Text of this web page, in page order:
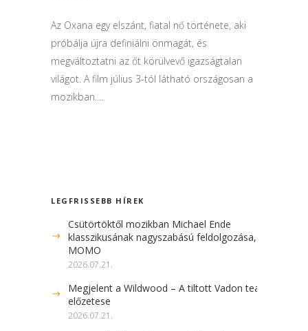
Az Oxana egy elszánt, fiatal nő története, aki
próbálja újra definiálni önmagát, és
megváltoztatni az őt körülvevő igazságtalan
világot. A film július 3-tól látható országosan a
mozikban....
LEGFRISSEBB HÍREK
Csütörtöktől mozikban Michael Ende
klasszikusának nagyszabású feldolgozása, a
MOMO
2026.07.21.
Megjelent a Wildwood – A tiltott Vadon teaser
előzetese
2026.07.21.